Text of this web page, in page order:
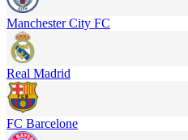
Manchester City FC
Real Madrid
FC Barcelone